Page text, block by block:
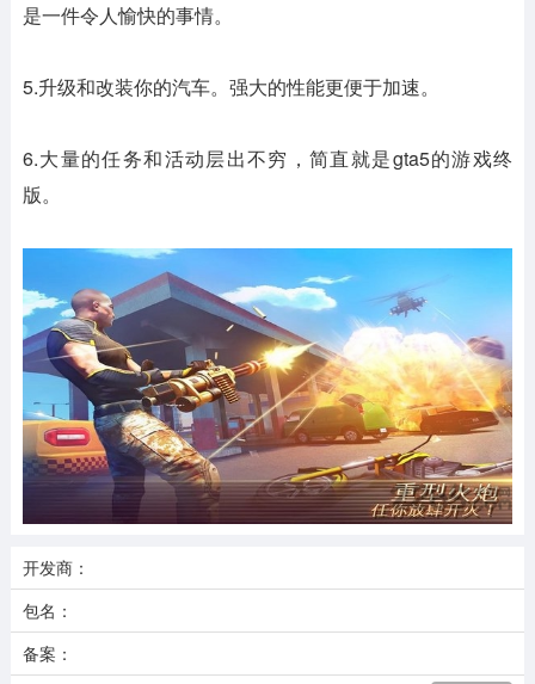
是一件令人愉快的事情。
5.升级和改装你的汽车。强大的性能更便于加速。
6.大量的任务和活动层出不穷，简直就是gta5的游戏终
版。
开发商：
包名：
备案：